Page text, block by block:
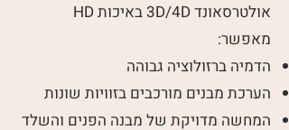
אולטרסאונד 3D/4D באיכות HD
מאפשר:
הדמיה ברזולוציה גבוהה
הערכת מבנים מורכבים בזוויות שונות
המחשה מדויקת של מבנה הפנים והשלד